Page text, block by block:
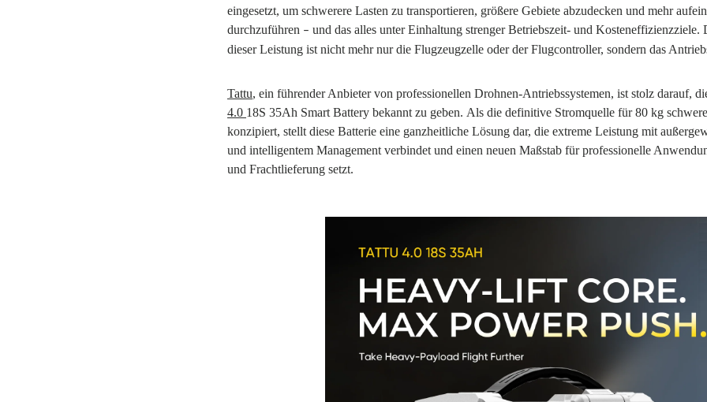
eingesetzt, um schwerere Lasten zu transportieren, größere Gebiete abzudecken und mehr
durchzuführen – und das alles unter Einhaltung strenger Betriebszeit- und Kosteneffizienzziele.
dieser Leistung ist nicht mehr nur die Flugzeugzelle oder der Flugcontroller, sondern das
Tattu, ein führender Anbieter von professionellen Drohnen-Antriebssystemen, ist stolz darauf,
4.0 18S 35Ah Smart Battery bekannt zu geben. Als die definitive Stromquelle für 80 kg
konzipiert, stellt diese Batterie eine ganzheitliche Lösung dar, die extreme Leistung mit
und intelligentem Management verbindet und einen neuen Maßstab für professionelle
und Frachtlieferung setzt.